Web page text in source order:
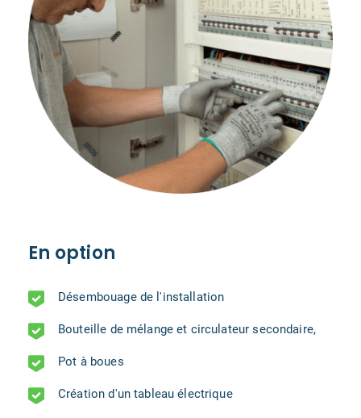
En option
Désembouage de l'installation
Bouteille de mélange et circulateur secondaire,
Pot à boues
Création d'un tableau électrique